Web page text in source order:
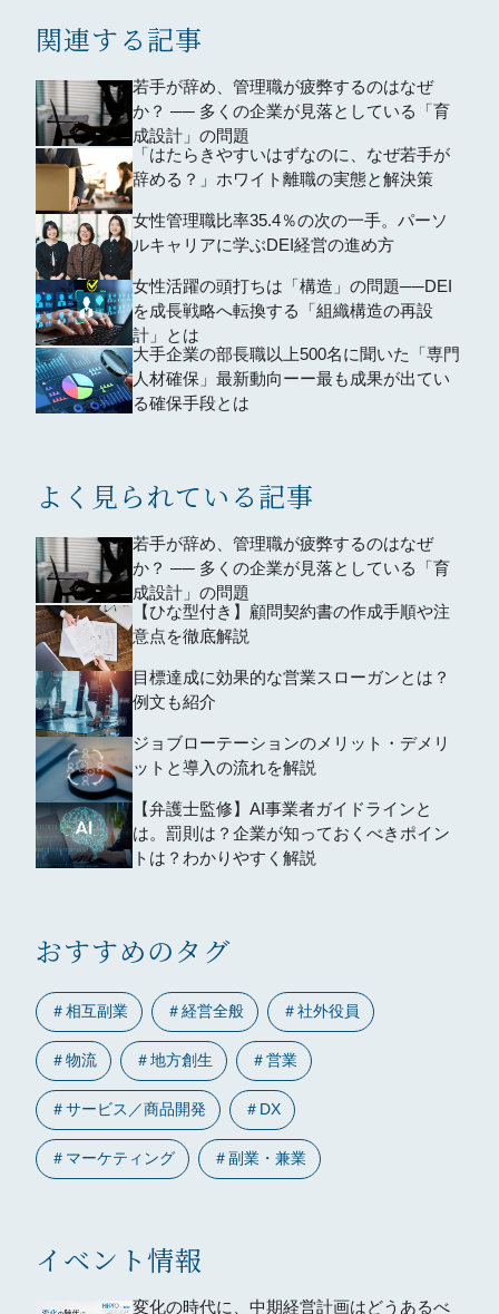
関連する記事
若手が辞め、管理職が疲弊するのはなぜ
か？ ── 多くの企業が見落としている「育
成設計」の問題
「はたらきやすいはずなのに、なぜ若手が
辞める？」ホワイト離職の実態と解決策
女性管理職比率35.4％の次の一手。パーソ
ルキャリアに学ぶDEI経営の進め方
女性活躍の頭打ちは「構造」の問題──DEI
を成長戦略へ転換する「組織構造の再設
計」とは
大手企業の部長職以上500名に聞いた「専門
人材確保」最新動向ーー最も成果が出てい
る確保手段とは
よく見られている記事
若手が辞め、管理職が疲弊するのはなぜ
か？ ── 多くの企業が見落としている「育
成設計」の問題
【ひな型付き】顧問契約書の作成手順や注
意点を徹底解説
目標達成に効果的な営業スローガンとは？
例文も紹介
ジョブローテーションのメリット・デメリ
ットと導入の流れを解説
【弁護士監修】AI事業者ガイドラインと
は。罰則は？企業が知っておくべきポイン
トは？わかりやすく解説
おすすめのタグ
＃相互副業 ＃経営全般 ＃社外役員
＃物流 ＃地方創生 ＃営業
＃サービス／商品開発 ＃ DX
＃ マーケティング ＃副業・兼業
イベント情報
変化の時代に、中期経営計画はどうあるべ